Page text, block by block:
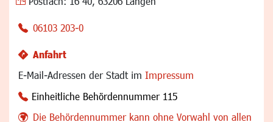
06103 203-0
Anfahrt
E-Mail-Adressen der Stadt im Impressum
Einheitliche Behördennummer 115
Die Behördennummer kann ohne Vorwahl von allen